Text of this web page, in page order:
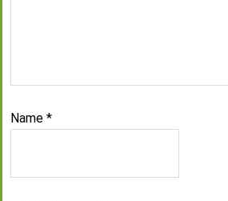
Name *